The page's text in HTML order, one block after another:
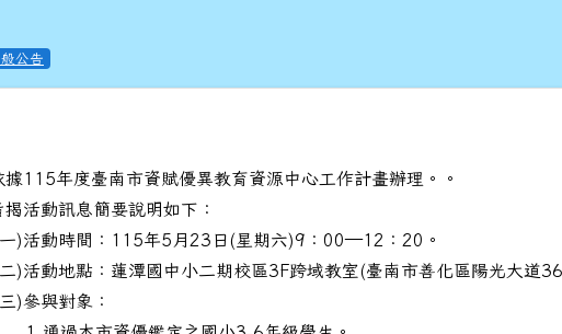
公告
據115年度臺南市資賦優異教育資源中心工作計畫辦理。。
揭活動訊息簡要說明如下：
動時間：115年5月23日(星期六)9：00—12：20。
動地點：蓮潭國中小二期校區3F跨域教室(臺南市善化區陽光大道
與對象：